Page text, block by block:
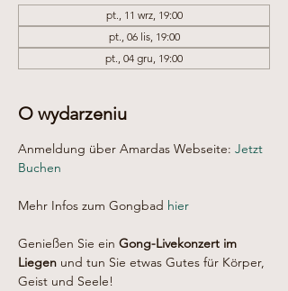
pt., 11 wrz, 19:00
pt., 06 lis, 19:00
pt., 04 gru, 19:00
O wydarzeniu
Anmeldung über Amardas Webseite: Jetzt
Buchen
Mehr Infos zum Gongbad hier
Genießen Sie ein Gong-Livekonzert im
Liegen und tun Sie etwas Gutes für Körper,
Geist und Seele!